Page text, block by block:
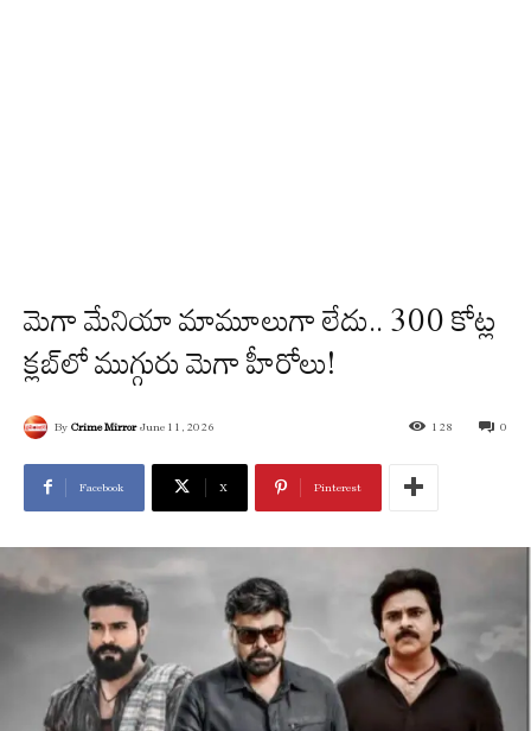
మెగా మేనియా మామూలుగా లేదు.. 300 కోట్ల
క్లబ్‌లో ముగ్గురు మెగా హీరోలు!
By Crime Mirror June 11, 2026 0
128
Facebook X Pinterest